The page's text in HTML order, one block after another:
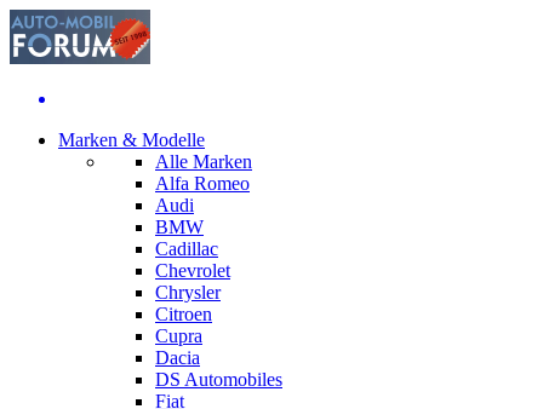
Marken & Modelle
Alle Marken
Alfa Romeo
Audi
BMW
Cadillac
Chevrolet
Chrysler
Citroen
Cupra
Dacia
DS Automobiles
Fiat